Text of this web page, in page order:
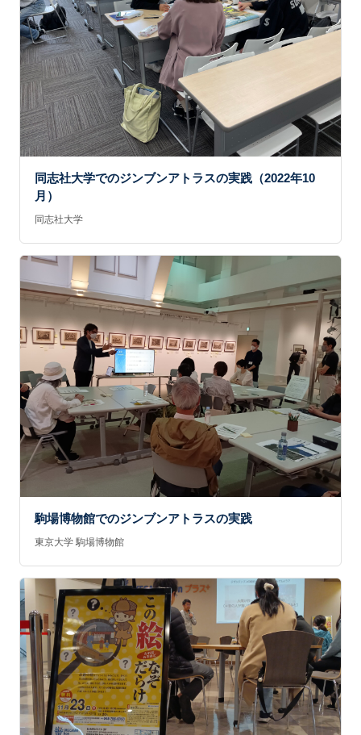
同志社大学でのジンブンアトラスの実践（2022年10
月）
同志社大学
駒場博物館でのジンブンアトラスの実践
東京大学 駒場博物館